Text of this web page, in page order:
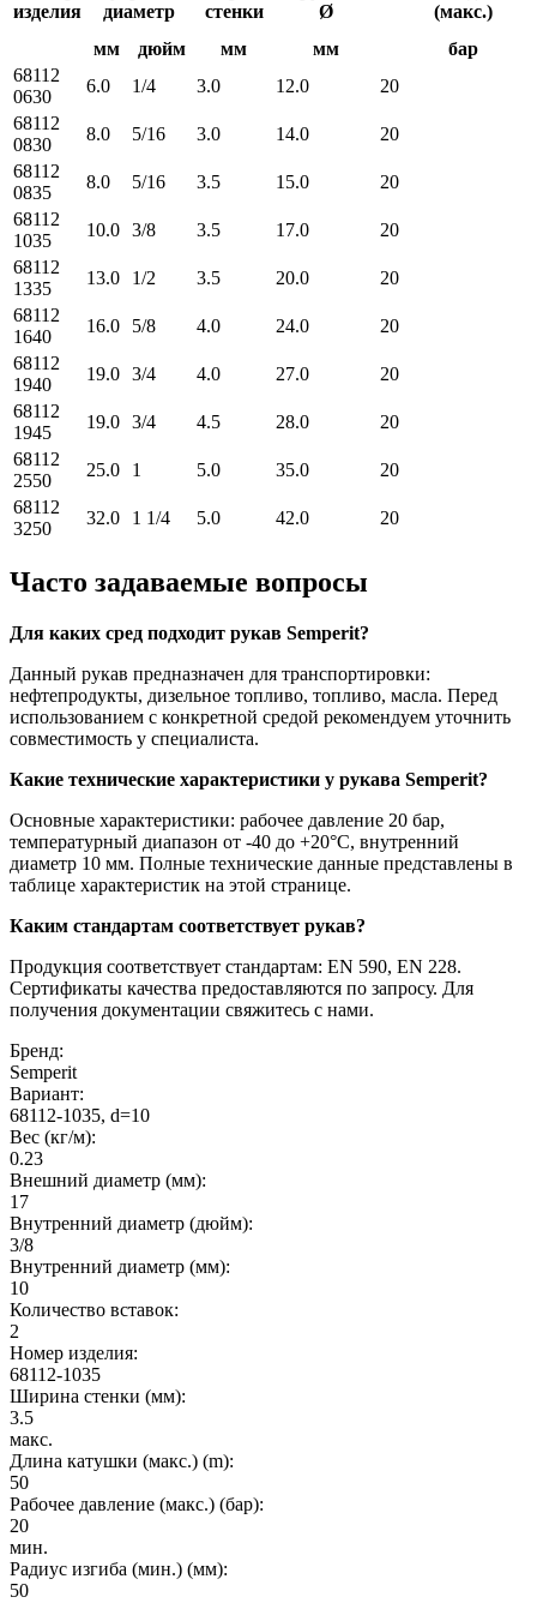
изделия
диаметр
стенки
Ø
(макс.)
мм
дюйм мм мм
бар
68112
0630
6.0 1/4 3.0 12.0
20
68112
0830
8.0 5/16 3.0 14.0
20
68112
0835
8.0 5/16 3.5 15.0
20
68112
1035
10.0 3/8 3.5 17.0
20
68112
1335
13.0 1/2 3.5 20.0
20
68112
1640
16.0 5/8 4.0 24.0
20
68112
1940
19.0 3/4 4.0 27.0
20
68112
1945
19.0 3/4 4.5 28.0
20
68112
2550
25.0 1 5.0 35.0
20
68112
3250
32.0 1 1/4 5.0 42.0 20
Часто задаваемые вопросы
Для каких сред подходит рукав Semperit?
Данный рукав предназначен для транспортировки:
нефтепродукты, дизельное топливо, топливо, масла. Перед
использованием с конкретной средой рекомендуем уточнить
совместимость у специалиста.
Какие технические характеристики у рукава Semperit?
Основные характеристики: рабочее давление 20 бар,
температурный диапазон от -40 до +20°C, внутренний
диаметр 10 мм. Полные технические данные представлены в
таблице характеристик на этой странице.
Каким стандартам соответствует рукав?
Продукция соответствует стандартам: EN 590, EN 228.
Сертификаты качества предоставляются по запросу. Для
получения документации свяжитесь с нами.
Бренд:
Semperit
Вариант:
68112-1035, d=10
Вес (кг/м):
0.23
Внешний диаметр (мм):
17
Внутренний диаметр (дюйм):
3/8
Внутренний диаметр (мм):
10
Количество вставок:
2
Номер изделия:
68112-1035
Ширина стенки (мм):
3.5
макс.
Длина катушки (макс.) (m):
50
Рабочее давление (макс.) (бар):
20
мин.
Радиус изгиба (мин.) (мм):
50